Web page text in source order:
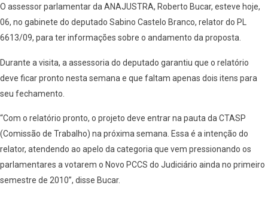
O assessor parlamentar da ANAJUSTRA, Roberto Bucar, esteve hoje,
06, no gabinete do deputado Sabino Castelo Branco, relator do PL
6613/09, para ter informações sobre o andamento da proposta.
Durante a visita, a assessoria do deputado garantiu que o relatório
deve ficar pronto nesta semana e que faltam apenas dois itens para
seu fechamento.
“Com o relatório pronto, o projeto deve entrar na pauta da CTASP
(Comissão de Trabalho) na próxima semana. Essa é a intenção do
relator, atendendo ao apelo da categoria que vem pressionando os
parlamentares a votarem o Novo PCCS do Judiciário ainda no primeiro
semestre de 2010”, disse Bucar.